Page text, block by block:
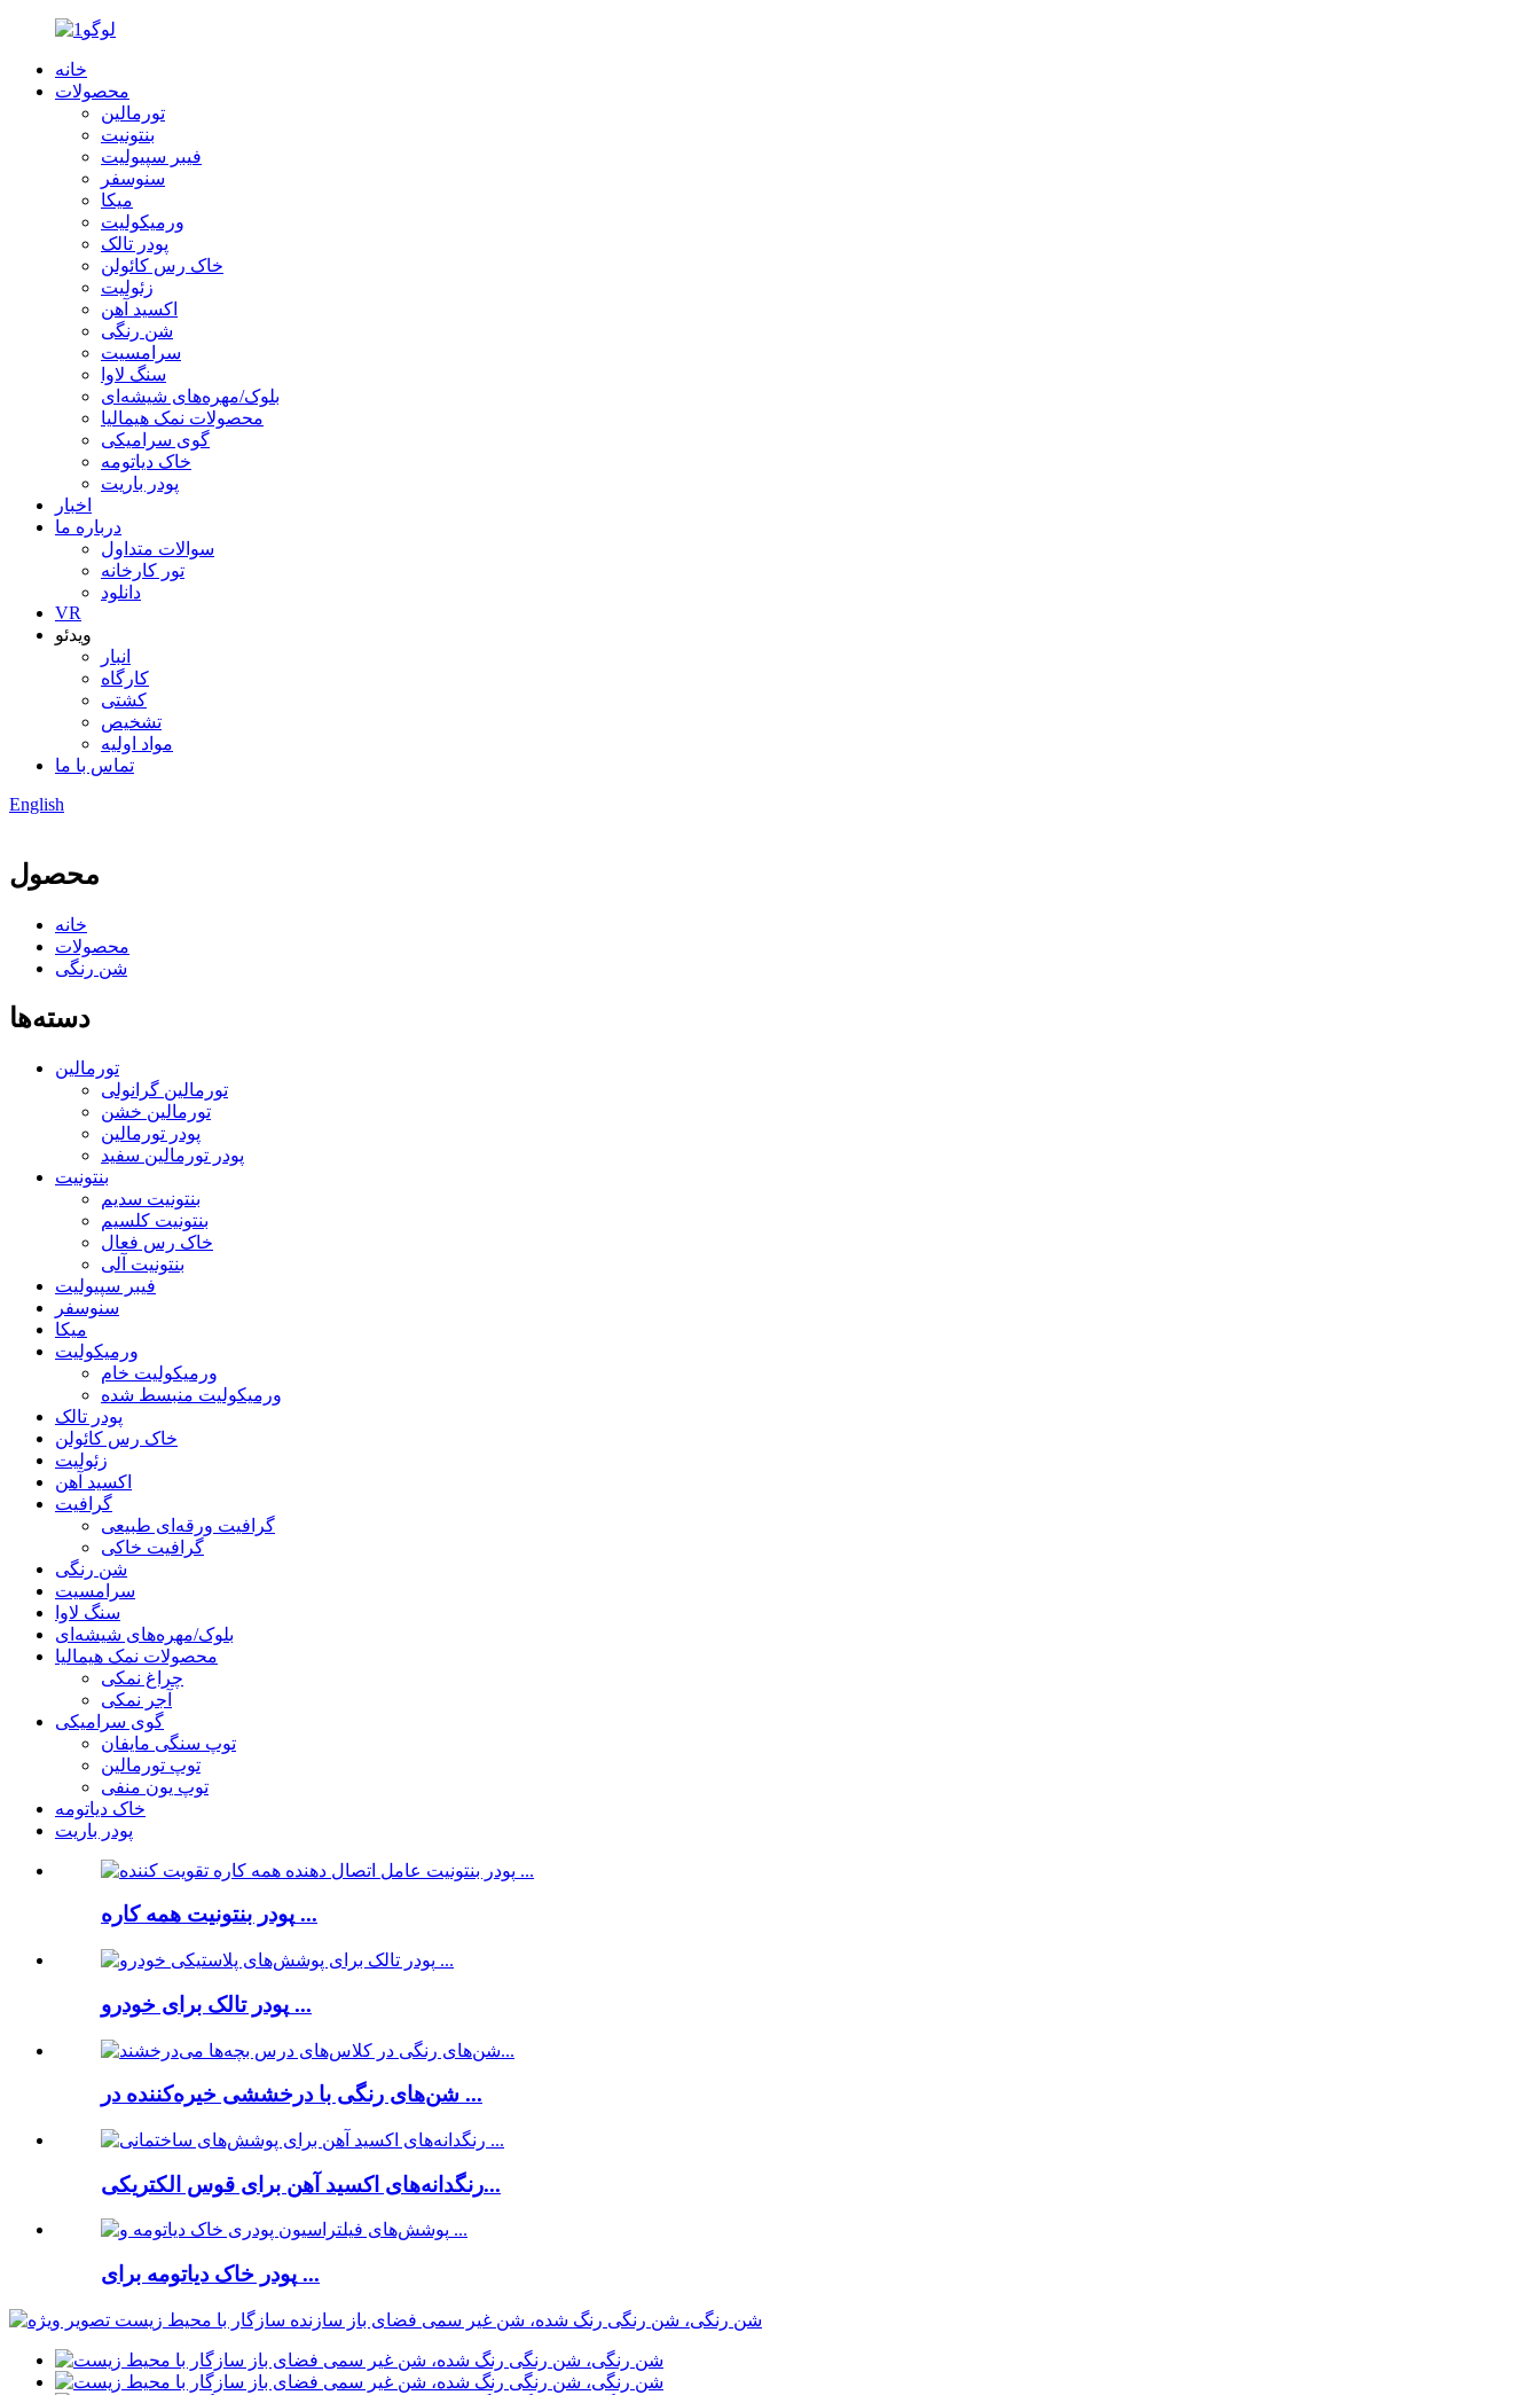
خانه
محصولات
تورمالین
بنتونیت
فیبر سپیولیت
سنوسفر
میکا
ورمیکولیت
پودر تالک
خاک رس کائولن
زئولیت
اکسید آهن
شن رنگی
سرامسیت
سنگ لاوا
بلوک/مهره‌های شیشه‌ای
محصولات نمک هیمالیا
گوی سرامیکی
خاک دیاتومه
پودر باریت
اخبار
درباره ما
سوالات متداول
تور کارخانه
دانلود
VR
ویدئو
انبار
کارگاه
کشتی
تشخیص
مواد اولیه
تماس با ما
English
محصول
خانه
محصولات
شن رنگی
دسته‌ها
تورمالین
تورمالین گرانولی
تورمالین خشن
پودر تورمالین
پودر تورمالین سفید
بنتونیت
بنتونیت سدیم
بنتونیت کلسیم
خاک رس فعال
بنتونیت آلی
فیبر سپیولیت
سنوسفر
میکا
ورمیکولیت
ورمیکولیت خام
ورمیکولیت منبسط شده
پودر تالک
خاک رس کائولن
زئولیت
اکسید آهن
گرافیت
گرافیت ورقه‌ای طبیعی
گرافیت خاکی
شن رنگی
سرامسیت
سنگ لاوا
بلوک/مهره‌های شیشه‌ای
محصولات نمک هیمالیا
چراغ نمکی
آجر نمکی
گوی سرامیکی
توپ سنگی مایفان
توپ تورمالین
توپ یون منفی
خاک دیاتومه
پودر باریت
پودر بنتونیت همه کاره ...
پودر تالک برای خودرو ...
شن‌های رنگی با درخششی خیره‌کننده در ...
رنگدانه‌های اکسید آهن برای قوس الکتریکی...
پودر خاک دیاتومه برای ...